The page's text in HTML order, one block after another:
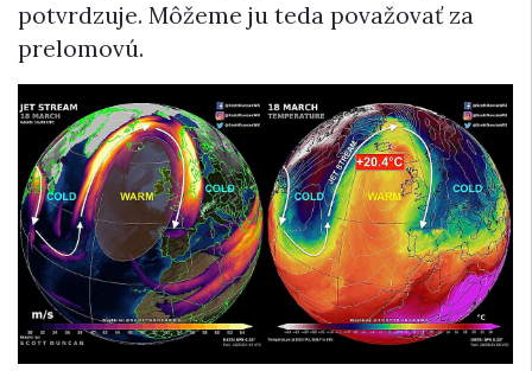
potvrdzuje. Môžeme ju teda považovať za
prelomovú.